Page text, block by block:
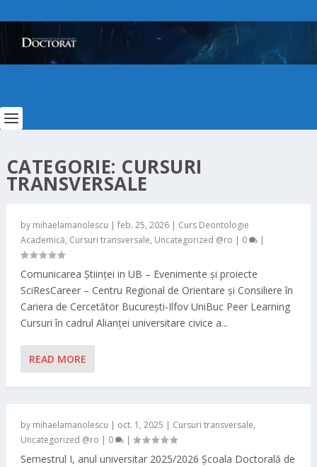
CATEGORIE: CURSURI
TRANSVERSALE
by mihaelamanolescu | feb. 25, 2026| Curs Deontologie
Academică, Cursuri transversale, Uncategorized @ro | 0 |
Comunicarea Științei in UB – Evenimente și proiecte
SciResCareer – Centru Regional de Orientare și Consiliere în
Cariera de Cercetător București-Ilfov UniBuc Peer Learning
Cursuri în cadrul Alianței universitare civice a...
READ MORE
by mihaelamanolescu | oct. 1, 2025 | Cursuri transversale,
Uncategorized @ro | 0 |
Semestrul I, anul universitar 2025/2026 Școala Doctorală de